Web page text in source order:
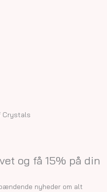
Crystals
og få 15% på din
nyheder om alt